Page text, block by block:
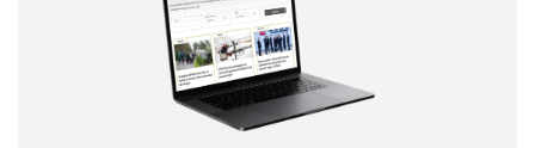
Correo electrónico
Tipo de comentario